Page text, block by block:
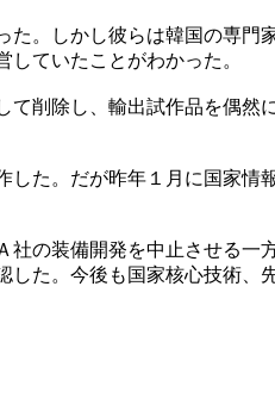
。しかし彼らは韓国の専
ていたことがわかった。
削除し、輸出試作品を偶然
た。だが昨年１月に国家
の装備開発を中止させる
た。今後も国家核心技術